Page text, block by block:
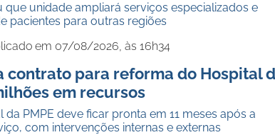
que unidade ampliará serviços especializados e
pacientes para outras regiões
em 07/08/2026, às 16h34
contrato para reforma do Hospital
em recursos
PMPE deve ficar pronta em 11 meses após a
com intervenções internas e externas